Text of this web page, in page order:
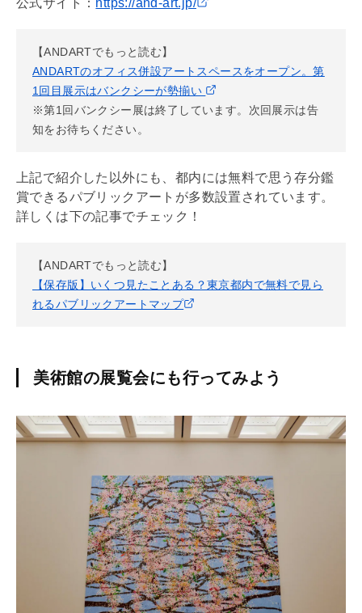
【ANDARTでもっと読む】
ANDARTのオフィス併設アートスペースをオープン。第
1回目展示はバンクシーが勢揃い
※第1回バンクシー展は終了しています。次回展示は告
知をお待ちください。
上記で紹介した以外にも、都内には無料で思う存分鑑
賞できるパブリックアートが多数設置されています。
詳しくは下の記事でチェック！
【ANDARTでもっと読む】
【保存版】いくつ見たことある？東京都内で無料で見ら
れるパブリックアートマップ
美術館の展覧会にも行ってみよう